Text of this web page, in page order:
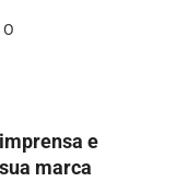
e
marca